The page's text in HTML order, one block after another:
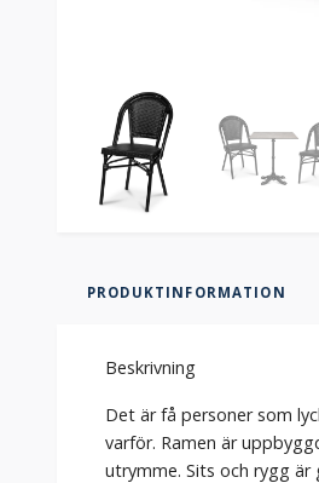
PRODUKTINFORMATION
Beskrivning
Det är få personer som
varför. Ramen är
utrymme. Sits och rygg